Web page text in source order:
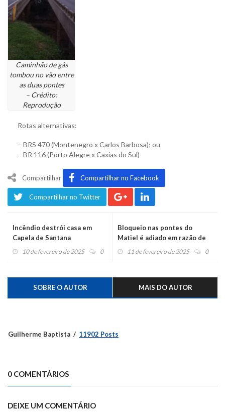
Caminhão de gás
tombou no vão entre
as duas pontes
– Crédito:
Reprodução
Rotas alternativas:
– BRS 470 (Montenegro x Carlos Barbosa); ou
– BR 116 (Porto Alegre x Caxias do Sul)
Compartilhar Compartilhar no Facebook
Compartilhar no Twitter
Incêndio destrói casa em
Capela de Santana
10 de fevereiro de 2025 0
Bloqueio nas pontes do
Matiel é adiado em razão de
acidente. Liberação da ERS-
11 de fevereiro de 2025 0
SOBRE O AUTOR MAIS DO AUTOR
Guilherme Baptista 11902 Posts
0 COMENTÁRIOS
DEIXE UM COMENTÁRIO